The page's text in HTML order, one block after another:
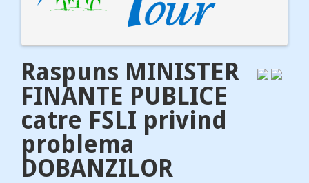
Raspuns MINISTER
FINANTE PUBLICE
catre FSLI privind
problema
DOBANZILOR